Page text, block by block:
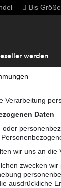
Bis
werden
Verarbeitung
Daten
oder
wir uns an
zwecken
ausdrückliche